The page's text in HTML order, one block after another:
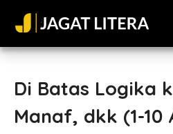
Di Batas Logika
Manaf, dkk (1-10